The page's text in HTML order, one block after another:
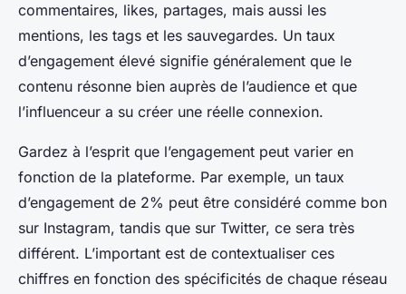
commentaires, likes, partages, mais aussi les
mentions, les tags et les sauvegardes. Un taux
d’engagement élevé signifie généralement que le
contenu résonne bien auprès de l’audience et que
l’influenceur a su créer une réelle connexion.
Gardez à l’esprit que l’engagement peut varier en
fonction de la plateforme. Par exemple, un taux
d’engagement de 2% peut être considéré comme bon
sur Instagram, tandis que sur Twitter, ce sera très
différent. L’important est de contextualiser ces
chiffres en fonction des spécificités de chaque réseau